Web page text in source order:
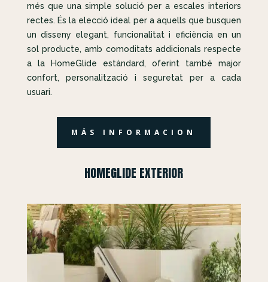
més que una simple solució per a escales interiors
rectes. És la elecció ideal per a aquells que busquen
un disseny elegant, funcionalitat i eficiència en un
sol producte, amb comoditats addicionals respecte
a la HomeGlide estàndard, oferint també major
confort, personalització i seguretat per a cada
usuari.
MÁS INFORMACION
HOMEGLIDE EXTERIOR